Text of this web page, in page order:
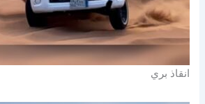
انقاذ بري